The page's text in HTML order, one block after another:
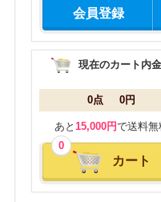
会員登録
現在のカート内
0点 0円
あと 15,000円で送料無
0
カート